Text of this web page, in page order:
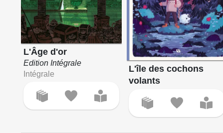
L'Âge d'or
Edition Intégrale
Intégrale
L'île des cochons
volants